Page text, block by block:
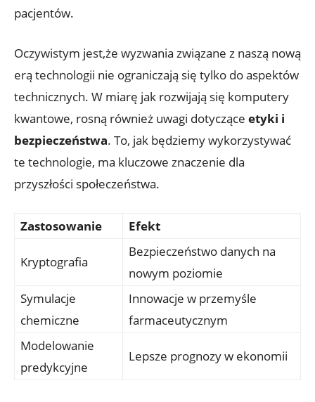
pacjentów.
Oczywistym jest,że wyzwania związane z naszą nową
erą technologii nie ograniczają się tylko do aspektów
technicznych. W miarę jak rozwijają się komputery
kwantowe, rosną również uwagi dotyczące etyki i
bezpieczeństwa. To, jak będziemy wykorzystywać
te technologie, ma kluczowe znaczenie dla
przyszłości społeczeństwa.
Zastosowanie Efekt
Kryptografia
Bezpieczeństwo danych na
nowym poziomie
Symulacje
chemiczne
Innowacje w przemyśle
farmaceutycznym
Modelowanie
predykcyjne
Lepsze prognozy w ekonomii